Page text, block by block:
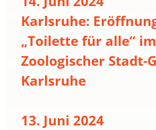
Karlsruhe:
„Toilette für alle“ im
Zoologischer Stadt-
Karlsruhe
13. Juni 2024